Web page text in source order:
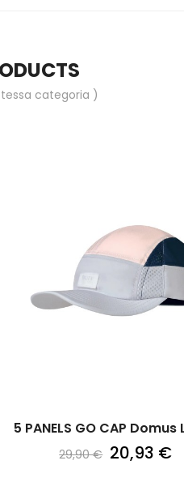
categoria )
5 PANELS GO CAP Domus
29,90 € 20,93 €